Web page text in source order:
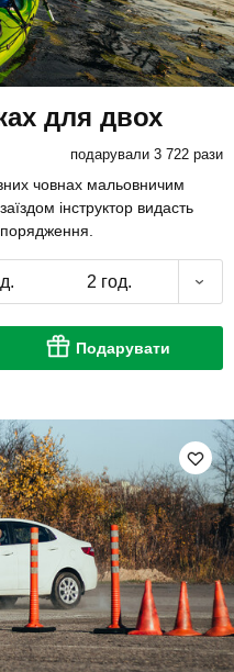
для двох
подарували 3 722 рази
човнах мальовничим
інструктор видасть
2 год.
Подарувати